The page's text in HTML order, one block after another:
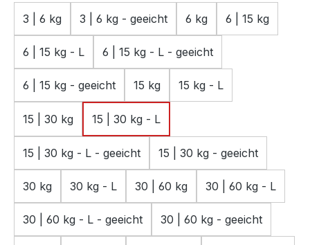
3 | 6 kg 3 | 6 kg - geeicht 6 kg 6 | 15 kg
6 | 15 kg - L 6 | 15 kg - L - geeicht
6 | 15 kg - geeicht 15 kg 15 kg - L
15 | 30 kg 15 | 30 kg - L
15 | 30 kg - L - geeicht 15 | 30 kg - geeicht
30 kg 30 kg - L 30 | 60 kg 30 | 60 kg - L
30 | 60 kg - L - geeicht 30 | 60 kg - geeicht